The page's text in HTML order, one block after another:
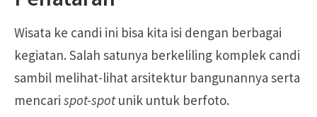
Wisata ke candi ini bisa kita isi dengan berbagai
kegiatan. Salah satunya berkeliling komplek candi
sambil melihat-lihat arsitektur bangunannya serta
mencari spot-spotunik untuk berfoto.